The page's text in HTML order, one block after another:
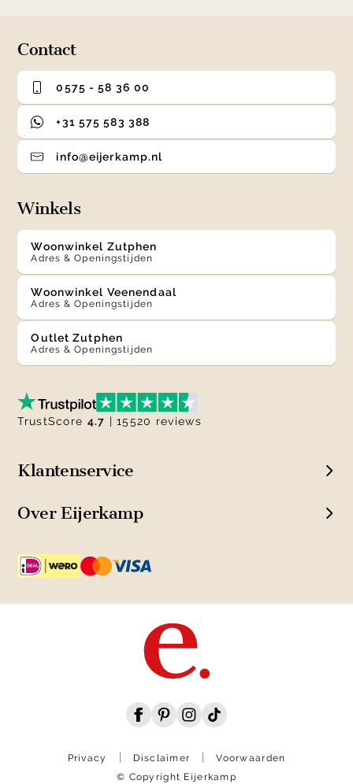
Contact
0575 - 58 36 00
+31 575 583 388
info@eijerkamp.nl
Winkels
Woonwinkel Zutphen
Adres & Openingstijden
Woonwinkel Veenendaal
Adres & Openingstijden
Outlet Zutphen
Adres & Openingstijden
Klantenservice
Over Eijerkamp
TrustScore 4.7 | 15520 reviews
Privacy Disclaimer
Voorwaarden
© Copyright Eijerkamp